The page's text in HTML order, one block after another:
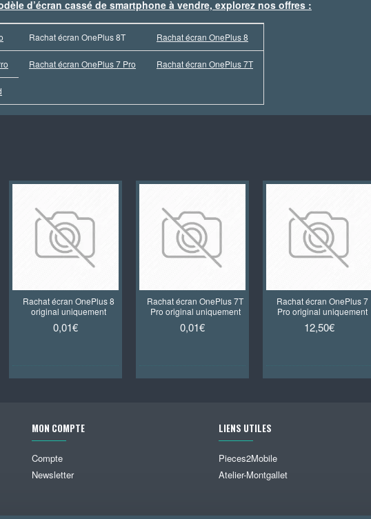
d’écran cassé de smartphone à vendre, explorez nos offres :
Rachat écran OnePlus 8T Rachat écran OnePlus 8
Rachat écran OnePlus 7 Pro Rachat écran OnePlus 7T
Rachat écran OnePlus 8
original uniquement
0,01€
Rachat écran OnePlus 7T
Pro original uniquement
0,01€
Rachat écran OnePlus 7
Pro original uniquement
12,50€
MON COMPTE
Compte
Newsletter
LIENS UTILES
Pieces2Mobile
Atelier-Montgallet